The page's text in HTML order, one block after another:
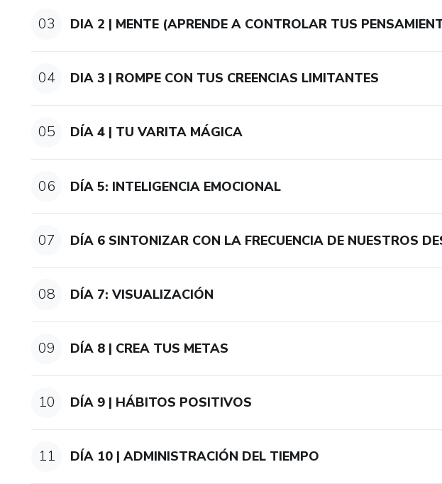
03 DIA 2 | MENTE (APRENDE A CONTROLAR TUS
04 DIA 3 | ROMPE CON TUS CREENCIAS LIMITANTES
05 DÍA 4 | TU VARITA MÁGICA
06 DÍA 5: INTELIGENCIA EMOCIONAL
07 DÍA 6 SINTONIZAR CON LA FRECUENCIA DE NUESTROS
08 DÍA 7: VISUALIZACIÓN
09 DÍA 8 | CREA TUS METAS
10 DÍA 9 | HÁBITOS POSITIVOS
11 DÍA 10 | ADMINISTRACIÓN DEL TIEMPO